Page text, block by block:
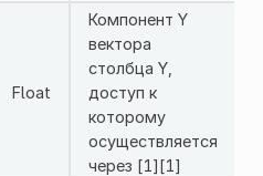
Float
Компонент Y
вектора
столбца Y,
доступ к
которому
осуществляется
через [1][1]